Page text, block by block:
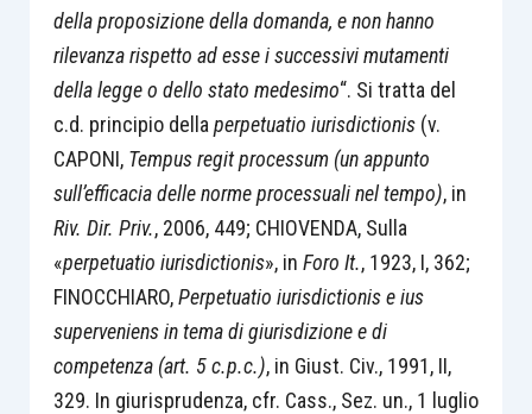
della proposizione della domanda, e non hanno
rilevanza rispetto ad esse i successivi mutamenti
della legge o dello stato medesimo“. Si tratta del
c.d. principio della perpetuatio iurisdictionis (v.
CAPONI, Tempus regit processum (un appunto
sull’efficacia delle norme processuali nel tempo), in
Riv. Dir. Priv., 2006, 449; CHIOVENDA, Sulla
«perpetuatio iurisdictionis», in Foro It., 1923, I, 362;
FINOCCHIARO,Perpetuatio iurisdictionis e ius
superveniens in tema di giurisdizione e di
competenza (art. 5 c.p.c.), in Giust. Civ., 1991, II,
329. In giurisprudenza, cfr. Cass., Sez. un., 1 luglio